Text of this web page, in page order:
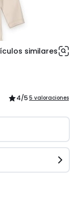
similares
4/5 5 valoraciones